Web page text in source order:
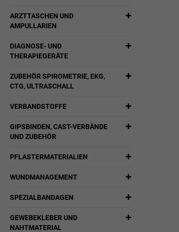
ARZTTASCHEN UND
AMPULLARIEN
DIAGNOSE- UND
THERAPIEGERÄTE
ZUBEHÖR SPIROMETRIE, EKG,
CTG, ULTRASCHALL
VERBANDSTOFFE
GIPSBINDEN, CAST-VERBÄNDE
UND ZUBEHÖR
PFLASTERMATERIALIEN
WUNDMANAGEMENT
SPEZIALBANDAGEN
GEWEBEKLEBER UND
NAHTMATERIAL